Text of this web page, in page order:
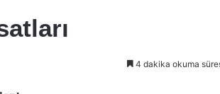
4 dakika okuma